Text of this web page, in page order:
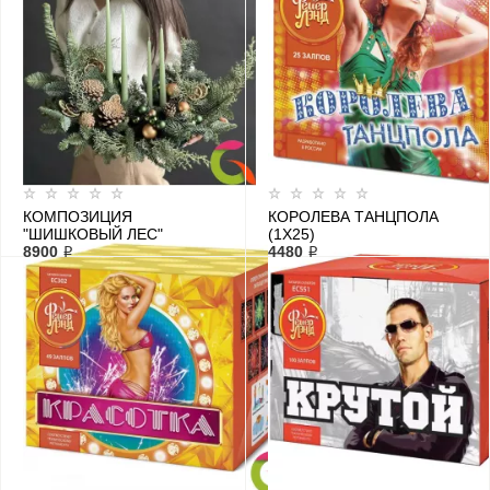
КОМПОЗИЦИЯ
"ШИШКОВЫЙ ЛЕС"
8900 ₽
КОРОЛЕВА ТАНЦПОЛА
(1Х25)
4480 ₽